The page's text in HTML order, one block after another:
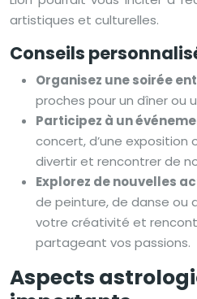
artistiques et culturelles.
Conseils
Organisez une soirée
proches pour un dîner ou
Participez à un
concert, d’une exposition
divertir et rencontrer de
Explorez de nouvelles
de peinture, de danse ou
votre créativité et
partageant vos passions.
Aspects